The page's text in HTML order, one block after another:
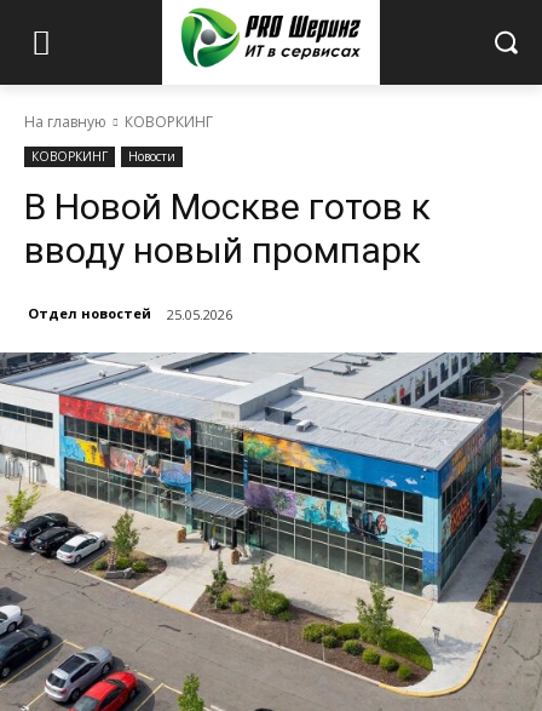
На главную КОВОРКИНГ
КОВОРКИНГ Новости
В Новой Москве готов к
вводу новый промпарк
Отдел новостей 25.05.2026